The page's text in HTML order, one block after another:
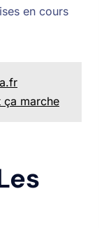
en cours
ça marche